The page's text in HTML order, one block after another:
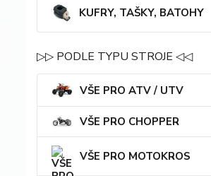
KUFRY, TAŠKY, BATOHY
▷▷ PODLE TYPU STROJE ◁◁
VŠE PRO ATV / UTV
VŠE PRO CHOPPER
VŠE PRO MOTOKROS